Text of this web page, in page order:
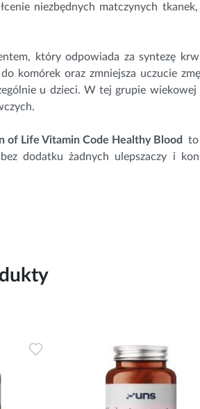
niezbędnych matczynych
który odpowiada za syntezę
komórek oraz zmniejsza uczucie
u dzieci. W tej grupie
of Life Vitamin Code Healthy Blood
to
dodatku żadnych ulepszaczy i
Dodaj